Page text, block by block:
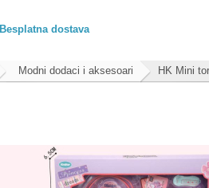
Besplatna dostava
Modni dodaci i aksesoari HK Mini